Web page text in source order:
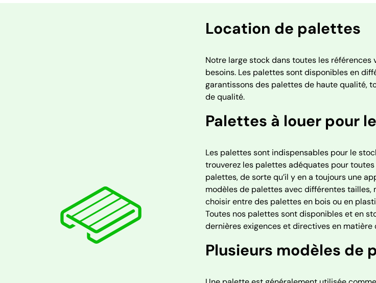
Location de palettes
Notre large stock dans toutes les
besoins. Les palettes sont disponibles en
garantissons des palettes de haute qualité,
de qualité.
Palettes à louer pour
Les palettes sont indispensables pour le
trouverez les palettes adéquates pour
palettes, de sorte qu’il y en a toujours une
modèles de palettes avec différentes tailles,
choisir entre des palettes en bois ou en
Toutes nos palettes sont disponibles et en
dernières exigences et directives en
Plusieurs modèles de